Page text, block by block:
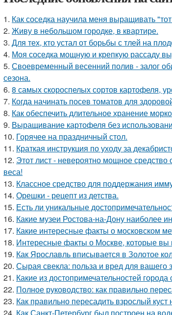
1. Как соседка научила меня выращивать
2. Живу в небольшом городке, в квартире.
3. Для тех, кто устал от борьбы с тлей на
4. Моя соседка мощную и крепкую рассаду
5. Своевременный весенний полив - залог
сезона.
6. 8 самых скороспелых сортов картофеля,
7. Когда начинать посев томатов для
8. Как обеспечить длительное хранение
9. Выращивание картофеля без
10. Горячее на праздничный стол.
11. Краткая инструкция по уходу за
12. Этот лист - невероятно мощное
веса!
13. Классное средство для поддержания
14. Орешки - рецепт из детства.
15. Есть ли уникальные
16. Какие музеи Ростова-на-Дону наиболее
17. Какие интересные факты о московском
18. Интересные факты о Москве, которые вы
19. Как Ярославль вписывается в Золотое
20. Сырая свекла: польза и вред для вашего
21. Какие из достопримечательностей
22. Полное руководство: как правильно
23. Как правильно пересадить взрослый